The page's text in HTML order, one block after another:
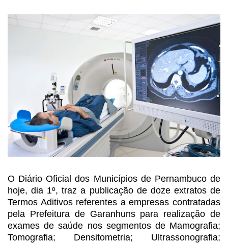
O Diário Oficial dos Municípios dePernambuco de
hoje, dia 1º, traz a publicação de doze extratos de
Termos Aditivosreferentes a empresas contratadas
pela Prefeitura de Garanhuns para realização de
exames de saúde nos segmentos de Mamografia;
Tomografia; Densitometria; Ultrassonografia;